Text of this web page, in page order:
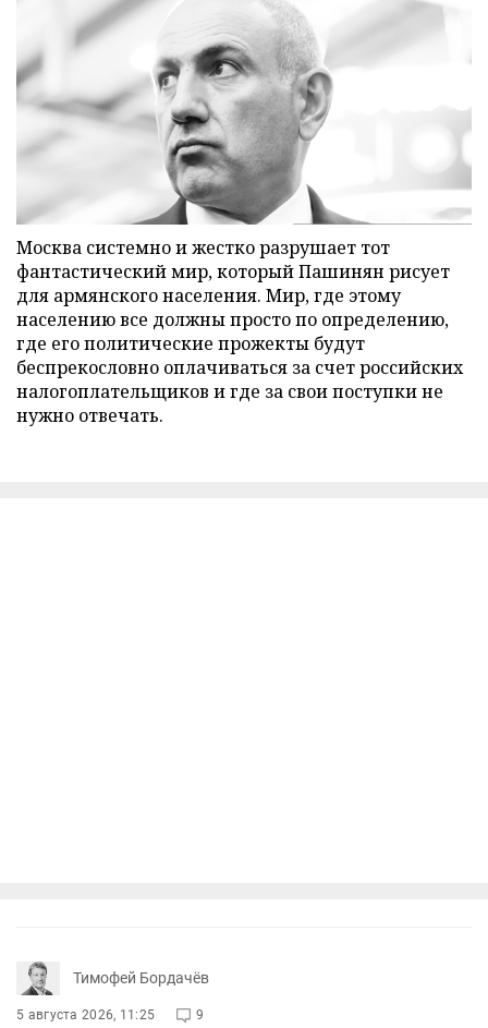
Москва системно и жестко разрушает тот
фантастический мир, который Пашинян рисует
для армянского населения. Мир, где этому
населению все должны просто по определению,
где его политические прожекты будут
беспрекословно оплачиваться за счет российских
налогоплательщиков и где за свои поступки не
нужно отвечать.
Тимофей Бордачёв
5 августа 2026, 11:25 9